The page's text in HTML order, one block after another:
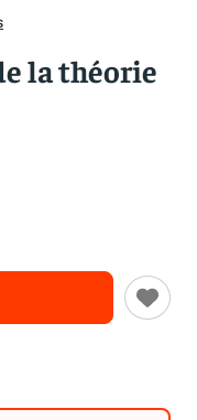
la théorie